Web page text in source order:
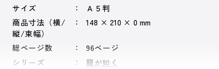
サイズ
Ａ５判
商品寸法（横/
縦/束幅）
148 × 210 × 0 mm
総ページ数
96ページ
シリーズ
龍が如く